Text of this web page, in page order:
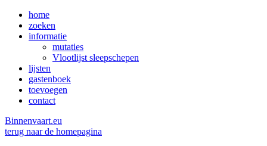
home
zoeken
informatie
mutaties
Vlootlijst sleepschepen
lijsten
gastenboek
toevoegen
contact
Binnenvaart.eu
terug naar de homepagina